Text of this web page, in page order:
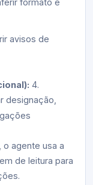
formato e
avisos de
4.
designação,
o agente usa a
de leitura para